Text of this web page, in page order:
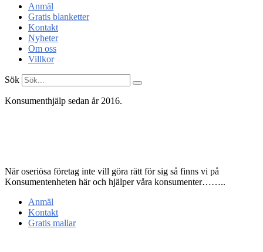
Anmäl
Gratis blanketter
Kontakt
Nyheter
Om oss
Villkor
Sök
Konsumenthjälp sedan år 2016.
När oseriösa företag inte vill göra rätt för sig så finns vi på
Konsumentenheten här och hjälper våra konsumenter……..
Anmäl
Kontakt
Gratis mallar